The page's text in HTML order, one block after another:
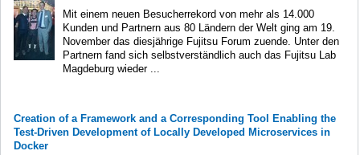
Mit einem neuen Besucherrekord von mehr als 14.000
Kunden und Partnern aus 80 Ländern der Welt ging am 19.
November das diesjährige Fujitsu Forum zuende. Unter den
Partnern fand sich selbstverständlich auch das Fujitsu Lab
Magdeburg wieder ...
Creation of a Framework and a Corresponding Tool Enabling the
Test-Driven Development of Locally Developed Microservices in
Docker